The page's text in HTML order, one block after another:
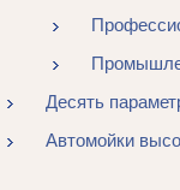
Десять
Автомойки